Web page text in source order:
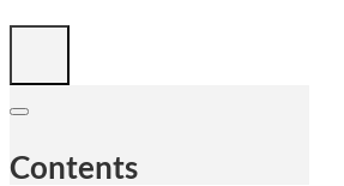
Contents